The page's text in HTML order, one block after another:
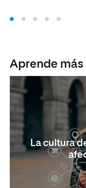
Aprende
La cultura